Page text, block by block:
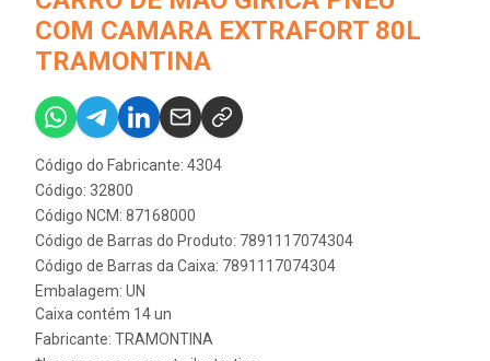
COM CAMARA EXTRAFORT 80L
TRAMONTINA
Código do Fabricante: 4304
Código: 32800
Código NCM: 87168000
Código de Barras do Produto: 7891117074304
Código de Barras da Caixa: 7891117074304
Embalagem: UN
Caixa contém 14 un
Fabricante: TRAMONTINA